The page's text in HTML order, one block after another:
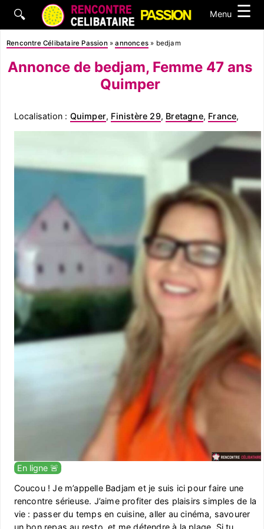
🔍 Menu ☰
Rencontre Célibataire Passion »annonces » bedjam
Annonce de bedjam, Femme 47 ans
Quimper
Localisation : Quimper, Finistère 29, Bretagne, France,
En ligne 🚨
Coucou ! Je m’appelle Badjam et je suis ici pour faire une
rencontre sérieuse. J’aime profiter des plaisirs simples de la
vie : passer du temps en cuisine, aller au cinéma, savourer
un bon repas au resto, et me détendre à la plage. Si tu